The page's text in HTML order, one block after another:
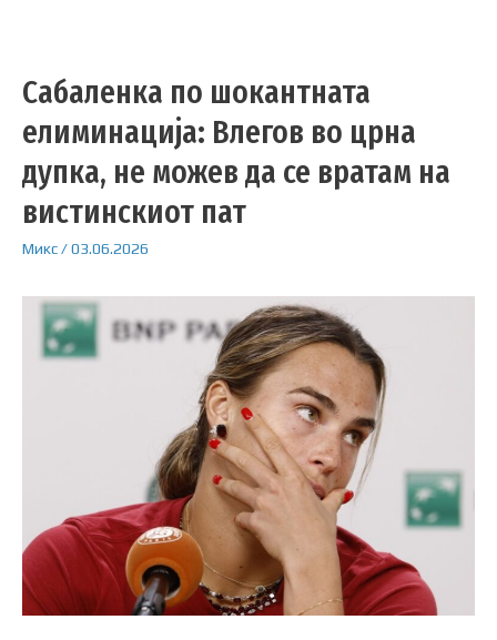
Сабаленка по шокантната
елиминација: Влегов во црна
дупка, не можев да се вратам на
вистинскиот пат
Микс/03.06.2026